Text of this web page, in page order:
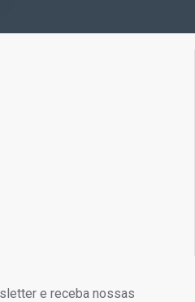
e receba nossas